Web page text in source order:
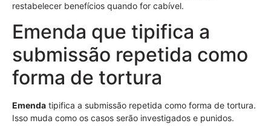
restabelecer benefícios quando for cabível.
Emenda que tipifica a
submissão repetida como
forma de tortura
Emenda tipifica a submissão repetida como forma de tortura.
Isso muda como os casos serão investigados e punidos.